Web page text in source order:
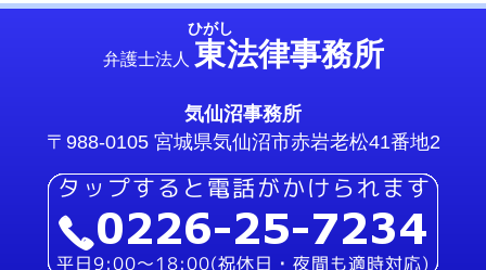
弁護士法人 東
ひがし
法律事務所
気仙沼事務所
〒988-0105 宮城県気仙沼市赤岩老松41番地2